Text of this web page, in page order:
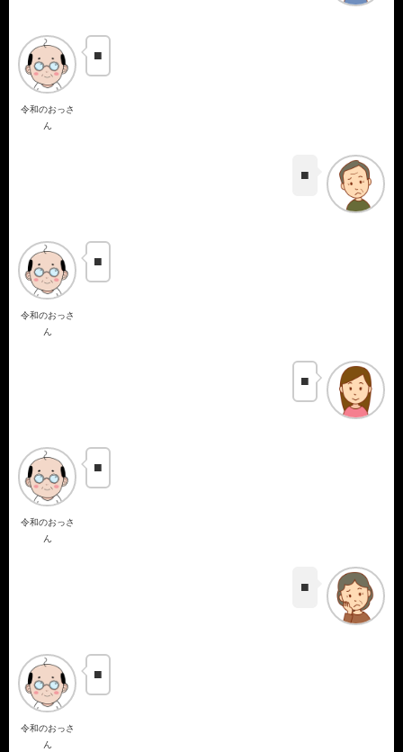
令和のおっさ
ん
■
■
令和のおっさ
ん
■
■
令和のおっさ
ん
■
■
令和のおっさ
ん
■